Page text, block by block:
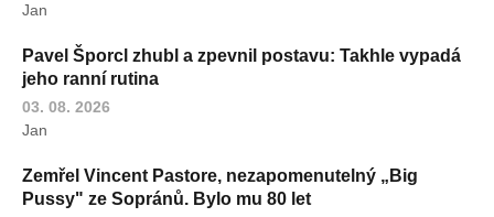
Jan
Pavel Šporcl zhubl a zpevnil postavu: Takhle vypadá
jeho ranní rutina
03. 08. 2026
Jan
Zemřel Vincent Pastore, nezapomenutelný „Big
Pussy" ze Sopránů. Bylo mu 80 let